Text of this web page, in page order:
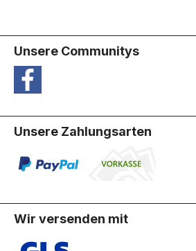
Unsere Communitys
Unsere Zahlungsarten
Wir versenden mit